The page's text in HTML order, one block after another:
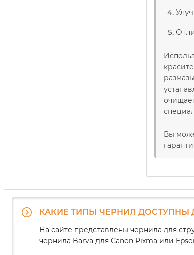
Вы
КАКИЕ ТИПЫ ЧЕРНИЛ ДОСТУПНЫ
На сайте представлены чернила для
чернила Barva для Canon Pixma или